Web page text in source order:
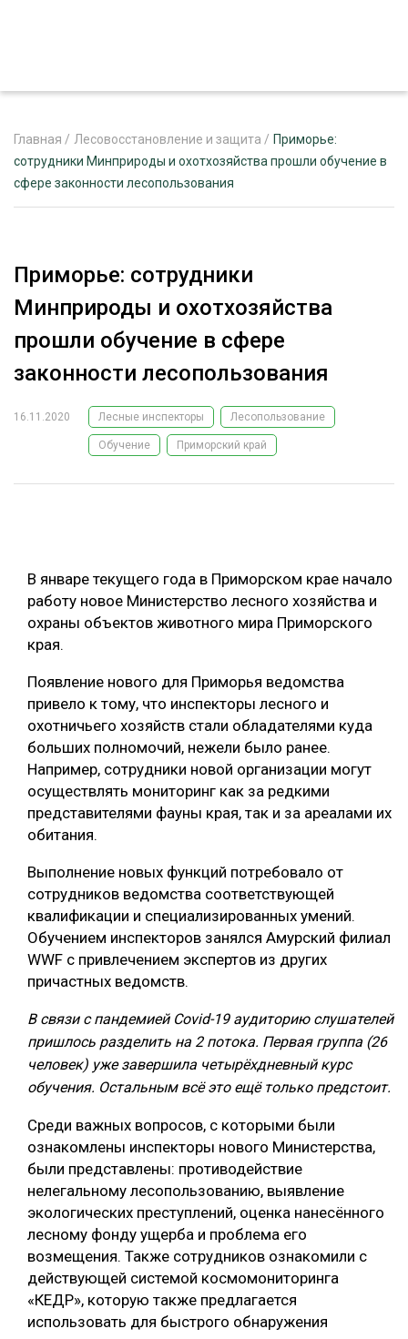
ЖУРНАЛ «ЛЕСНОЙ КОМПЛЕКС»
ЛЕСНОЕ ХОЗЯЙСТВО
ОБРАБОТКА ДРЕВЕСИНЫ
ПРОИЗВОДСТВО ДРЕВЕСНЫХ ПЛИТ
ЦБП
КОМПЛЕКСНАЯ ПЕРЕРАБОТКА
ЛЕСОПИЛЕНИЕ
ДЕРЕВЯННОЕ ДОМОСТРОЕНИЕ
БЕЗОПАСНОЕ ПРОИЗВОДСТВО
СОРТИРОВКА ДРЕВЕСИНЫ
СУШКА ДРЕВЕСИНЫ
МЕБЕЛЬНОЕ ПРОИЗВОДСТВО
ПОДБОРКИ СТАТЕЙ
ЭКСПЕРТНОЕ МНЕНИЕ
Главная / Лесовосстановление и защита / Приморье:
сотрудники Минприроды и охотхозяйства прошли обучение в
сфере законности лесопользования
Приморье: сотрудники
Минприроды и охотхозяйства
прошли обучение в сфере
законности лесопользования
16.11.2020 Лесные инспекторы Лесопользование
Обучение Приморский край
В январе текущего года в Приморском крае начало
работу новое Министерство лесного хозяйства и
охраны объектов животного мира Приморского
края.
Появление нового для Приморья ведомства
привело к тому, что инспекторы лесного и
охотничьего хозяйств стали обладателями куда
больших полномочий, нежели было ранее.
Например, сотрудники новой организации могут
осуществлять мониторинг как за редкими
представителями фауны края, так и за ареалами их
обитания.
Выполнение новых функций потребовало от
сотрудников ведомства соответствующей
квалификации и специализированных умений.
Обучением инспекторов занялся Амурский филиал
WWF с привлечением экспертов из других
причастных ведомств.
В связи с пандемией Covid-19 аудиторию слушателей
пришлось разделить на 2 потока. Первая группа (26
человек) уже завершила четырёхдневный курс
обучения. Остальным всё это ещё только предстоит.
Среди важных вопросов, с которыми были
ознакомлены инспекторы нового Министерства,
были представлены: противодействие
нелегальному лесопользованию, выявление
экологических преступлений, оценка нанесённого
лесному фонду ущерба и проблема его
возмещения. Также сотрудников ознакомили с
действующей системой космомониторинга
«КЕДР», которую также предлагается
использовать для быстрого обнаружения